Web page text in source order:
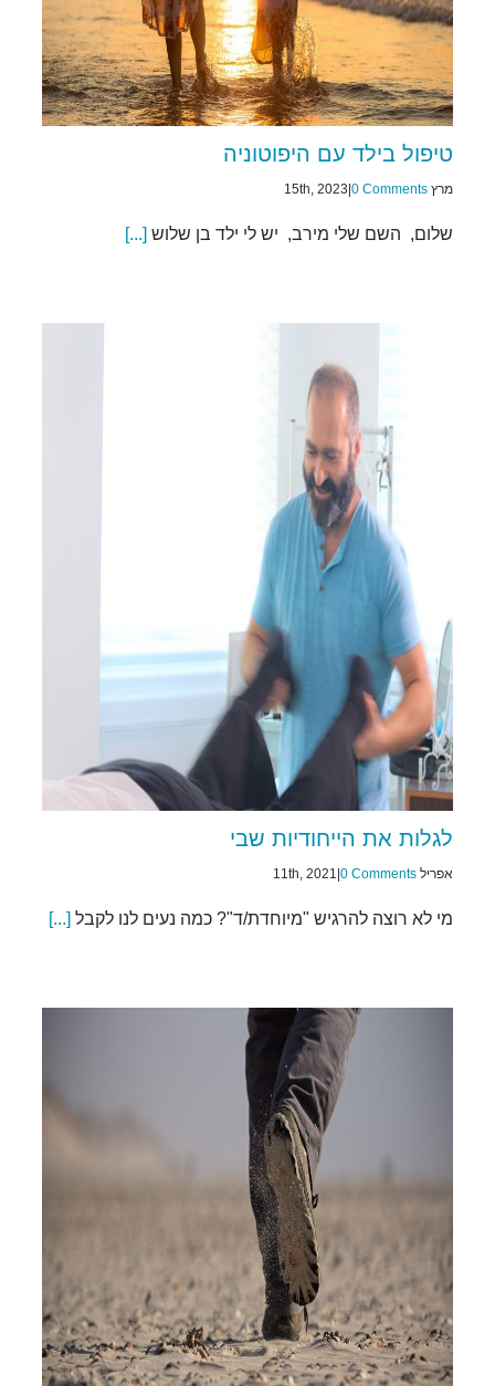
טיפול בילד עם היפוטוניה
מרץ 15th, 2023 0 Comments
שלום, השם שלי מירב, יש לי ילד בן שלוש [...]
לגלות את הייחודיות שבי
אפריל 11th, 2021 0 Comments
מי לא רוצה להרגיש "מיוחדת/ד"? כמה נעים לנו לקבל [...]